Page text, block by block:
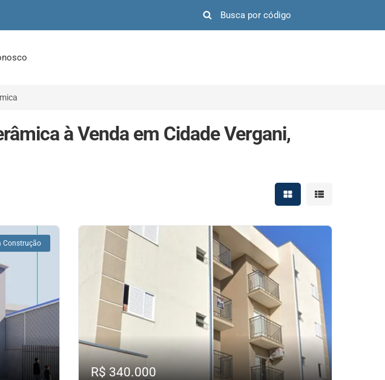
à Venda em Cidade Vergani,
Mostrar resultados em
Mostrar
Construção
R$ 340.000